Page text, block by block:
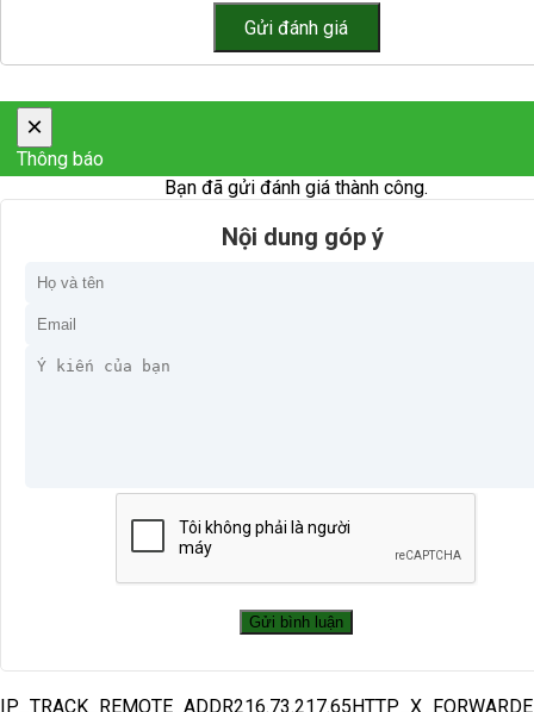
×
Thông báo
Bạn đã gửi đánh giá thành công.
Nội dung góp ý